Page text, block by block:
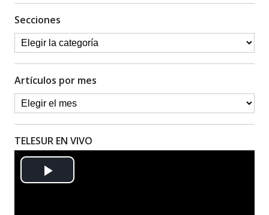
Secciones
Artículos por mes
TELESUR EN VIVO